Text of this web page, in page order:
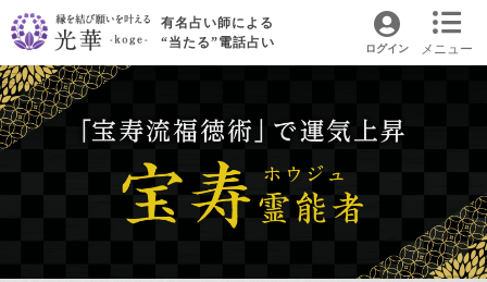
メニュー
有名占い師による
“当たる”電話占い
ログイン